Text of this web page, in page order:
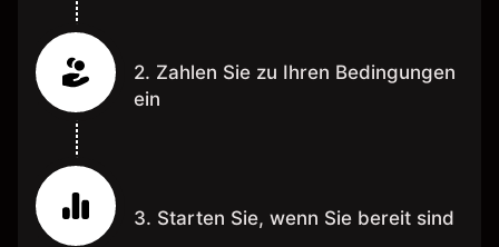
2. Zahlen Sie zu Ihren Bedingungen
ein
3. Starten Sie, wenn Sie bereit sind